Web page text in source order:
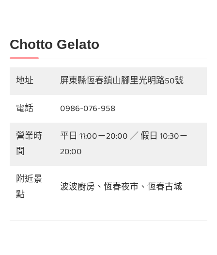
Chotto Gelato
地址
屏東縣恆春鎮山腳里光明路50號
電話
0986-076-958
營業時
間
平日 11:00－20:00 ／ 假日 10:30－
20:00
附近景
點
波波廚房、恆春夜市、恆春古城